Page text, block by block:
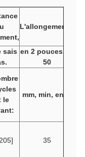
L'allongementA
sais en 2 pouces ou
50
le
mm, min, en %
35